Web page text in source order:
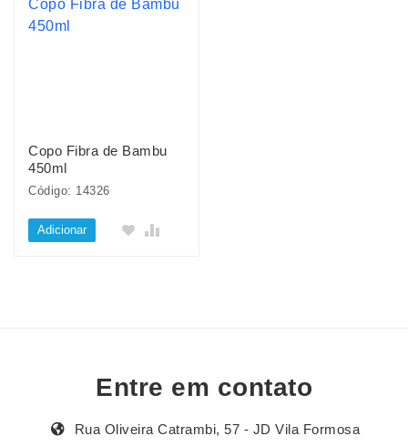
Copo Fibra de Bambu
450ml
Código: 14326
Adicionar
Entre em contato
Rua Oliveira Catrambi, 57 - JD Vila Formosa